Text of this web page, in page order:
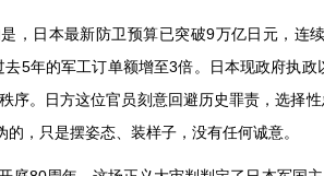
，日本最新防卫预算已突破9万亿日元，连
5年的军工订单额增至3倍。日本现政府执
序。日方这位官员刻意回避历史罪责，选择
的，只是摆姿态、装样子，没有任何诚意。